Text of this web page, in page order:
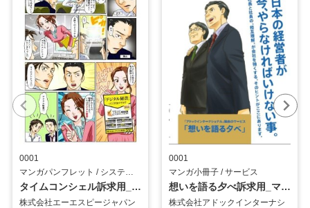
0001
マンガパンフレット / システム・ツール
タイムコンシェル訴求用_マンガパンフレット
株式会社エーエスピージャパン
0001
マンガ小冊子 / サービス
想いを語る夕べ訴求用_マンガ小冊子
株式会社アドックインターナシ